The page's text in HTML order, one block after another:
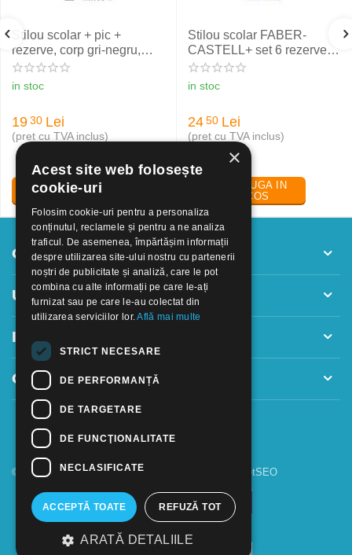
Stilou scolar + pic +
rezerve, corp gri-negru,
NXT Eberhard Faber
in stoc
19 30 Lei
(pret cu TVA inclus)
ADAUGA IN
COS
Stilou scolar FABER-
CASTELL+ set 6 rezerve,
rosu
in stoc
24 50 Lei
(pret cu TVA inclus)
ADAUGA IN
COS
Contul meu
Utile
Informatii
Contact
© 2018 - 2026 GOOFFICE. Realizat si configurat netSEO
×
Acest site web folosește
cookie-uri
Folosim cookie-uri pentru a personaliza
conținutul, reclamele și pentru a ne analiza
traficul. De asemenea, împărtășim informații
despre utilizarea site-ului nostru cu partenerii
noștri de publicitate și analiză, care le pot
combina cu alte informații pe care le-ați
furnizat sau pe care le-au colectat din
utilizarea serviciilor lor.Află mai multe
STRICT NECESARE
DE PERFORMANȚĂ
DE TARGETARE
DE FUNCŢIONALITATE
NECLASIFICATE
ACCEPTĂ TOATE REFUZĂ TOT
ARATĂ DETALIILE